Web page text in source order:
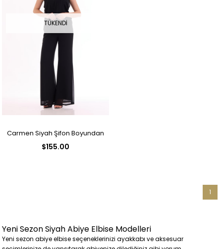
TÜKENDI
Carmen Siyah Şifon Boyundan
$155.00
1
Yeni Sezon Siyah Abiye Elbise Modelleri
Yeni sezon abiye elbise seçeneklerinizi ayakkabı ve aksesuar